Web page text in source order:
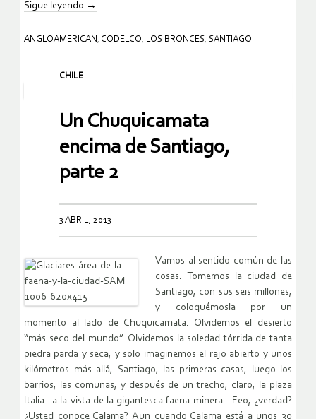
Sigue leyendo →
ANGLOAMERICAN , CODELCO, LOS BRONCES, SANTIAGO
CHILE
Un Chuquicamata
encima de Santiago,
parte 2
3 ABRIL, 2013
Vamos al sentido común de las
cosas. Tomemos la ciudad de
Santiago, con sus seis millones,
y coloquémosla por un
momento al lado de Chuquicamata. Olvidemos el desierto
“más seco del mundo”. Olvidemos la soledad tórrida de tanta
piedra parda y seca, y solo imaginemos el rajo abierto y unos
kilómetros más allá, Santiago, las primeras casas, luego los
barrios, las comunas, y después de un trecho, claro, la plaza
Italia –a la vista de la gigantesca faena minera-. Feo, ¿verdad?
¿Usted conoce Calama? Aun cuando Calama está a unos 30